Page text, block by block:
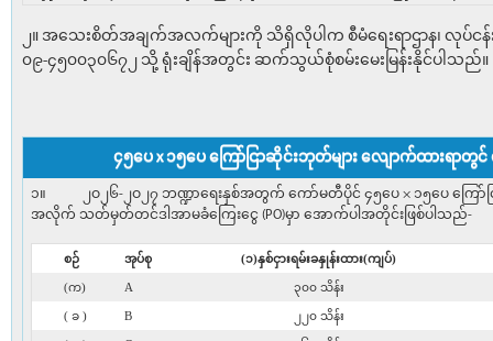
၂။ အသေးစိတ်အချက်အလက်များကို သိရှိလိုပါက စီမံရေးရာဌာန၊ လုပ်ငန်းရ
၀၉-၄၅၀၀၃၀၆၇၂ သို့ ရုံးချိန်အတွင်း ဆက်သွယ်စုံစမ်းမေးမြန်းနိုင်ပါသည်။
၄၅ပေ x ၁၅ပေ ကြော်ငြာဆိုင်းဘုတ်များ လျောက်ထားရာတွ
၁။ ၂ဝ၂၆-၂ဝ၂၇ ဘဏ္ဍာရေးနှစ်အတွက် ကော်မတီပိုင် ၄၅ပေ × ၁၅ပေ ကြော်ငြ
အလိုက် သတ်မှတ်တင်ဒါအာမခံကြေးငွေ (PO)မှာ အောက်ပါအတိုင်းဖြစ်ပါသည်-
စဉ် အုပ်စု (၁)နှစ်ငှားရမ်းခနှုန်းထား(ကျပ်)
(က) A ၃၀၀ သိန်း
( ခ ) B ၂၂၀ သိန်း